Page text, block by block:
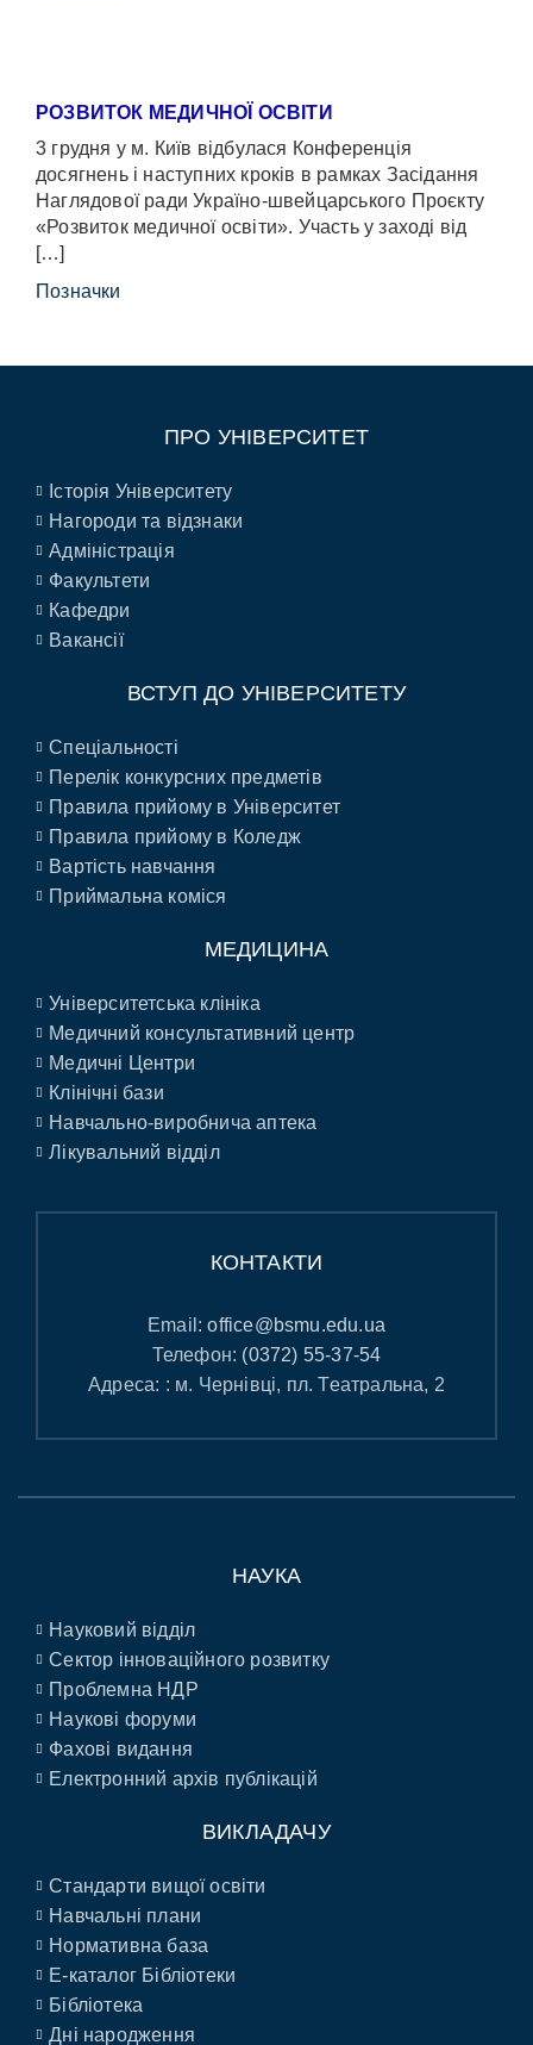
РОЗВИТОК МЕДИЧНОЇ ОСВІТИ
3 грудня у м. Київ відбулася Конференція
досягнень і наступних кроків в рамках Засідання
Наглядової ради Україно-швейцарського Проєкту
«Розвиток медичної освіти». Участь у заході від
[…]
Позначки
ПРО УНІВЕРСИТЕТ
Історія Університету
Нагороди та відзнаки
Адміністрація
Факультети
Кафедри
Вакансії
ВСТУП ДО УНІВЕРСИТЕТУ
Спеціальності
Перелік конкурсних предметів
Правила прийому в Університет
Правила прийому в Коледж
Вартість навчання
Приймальна коміся
МЕДИЦИНА
Університетська клініка
Медичний консультативний центр
Медичні Центри
Клінічні бази
Навчально-виробнича аптека
Лікувальний відділ
КОНТАКТИ
Email:office@bsmu.edu.ua
Телефон: (0372) 55-37-54
Адреса: : м. Чернівці, пл. Театральна, 2
НАУКА
Науковий відділ
Сектор інноваційного розвитку
Проблемна НДР
Наукові форуми
Фахові видання
Електронний архів публікацій
ВИКЛАДАЧУ
Стандарти вищої освіти
Навчальні плани
Нормативна база
E-каталог Бібліотеки
Бібліотека
Дні народження